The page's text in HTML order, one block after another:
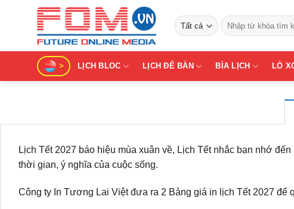
dung
Tìm
kiếm:
> LỊCH BLOC LỊCH ĐỂ BÀN BÌA LỊCH LÒ
Lịch Tết 2027 báo hiệu mùa xuân về, Lịch Tết nhắc bạn nhớ
thời gian, ý nghĩa của cuộc sống.
Công ty In Tương Lai Việt đưa ra 2 Bảng giá in lịch Tết 2027 để